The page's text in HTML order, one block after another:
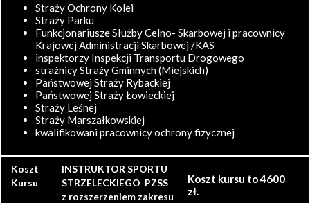
Straży Ochrony Kolei
Straży Parku
Funkcjonariusze Służby Celno- Skarbowej i pracownicy
Krajowej Administracji Skarbowej /KAS
inspektorzy Inspekcji Transportu Drogowego
strażnicy Straży Gminnych (Miejskich)
Państwowej Straży Rybackiej
Państwowej Straży Łowieckiej
Straży Leśnej
Straży Marszałkowskiej
kwalifikowani pracownicy ochrony fizycznej
Koszt
Kursu
INSTRUKTOR SPORTU
STRZELECKIEGO PZSS
z rozszerzeniem zakresu
Koszt kursu to 4600
zł.